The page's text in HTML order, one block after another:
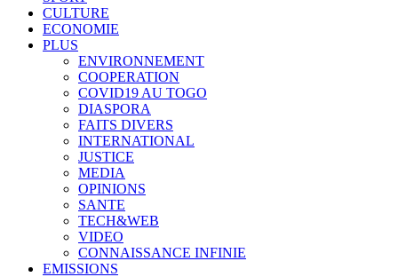
CULTURE
ECONOMIE
PLUS
ENVIRONNEMENT
COOPERATION
COVID19 AU TOGO
DIASPORA
FAITS DIVERS
INTERNATIONAL
JUSTICE
MEDIA
OPINIONS
SANTE
TECH&WEB
VIDEO
CONNAISSANCE INFINIE
EMISSIONS